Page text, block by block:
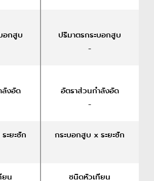
อกสูบ
ปริมาตรกระบอกสูบ
-
ลังอัด
อัตราส่วนกำลังอัด
-
ะยะชัก
กระบอกสูบ x ระยะชัก
ยน
ชนิดหัวเทียน